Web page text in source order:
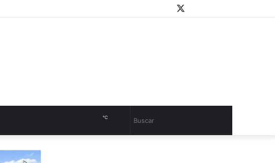
Instagram
Youtube
WhatsApp
Cambiar
℃